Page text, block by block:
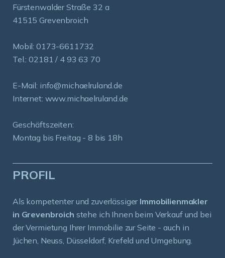
Fürstenwalder Straße 32 a
41515 Grevenbroich
Mobil: 0173-6611732
Tel.:02181 / 4 93 63 70
E-Mail: info@michaelruland.de
Internet: www.michaelruland.de
Geschäftszeiten:
Montag bis Freitag - 8 bis 18h
PROFIL
Als kompetenter und zuverlässiger Immobilienmakler
in Grevenbroich stehe ich Ihnen beim Verkauf und bei
der Vermietung Ihrer Immobilie zur Seite - auch in
Jüchen, Neuss, Düsseldorf, Krefeld und Umgebung.